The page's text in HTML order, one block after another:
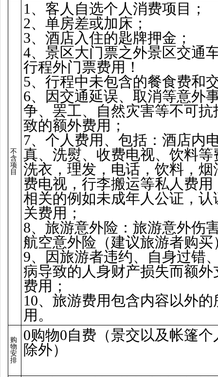
不
含
项
目
1、客人自选个人消费项目；
2、单房差或加床；
3、酒店入住的匙牌押金；
4、景区大门票之外景区交通
行程外门票费用！
5、行程中未包含的餐食费和
6、因交通延误、取消等意外
争、罢工、自然灾害等不可抗
致的额外费用；
7、个人费用、包括：酒店内
真、洗熨、收费电视、饮料等
洗衣，理发，电话，饮料，烟
费电视，行李搬运等私人费用
相关的例如未成年人公证，认
关费用；
8、旅游意外险：旅游意外伤
航空意外险（建议旅游者购买
9、因旅游者违约、自身过错
病导致的人身财产损失而额外
费用；
10、旅游费用包含内容以外的
用。
购
物
安
排
0购物0自费（景交以及帐篷个
除外）